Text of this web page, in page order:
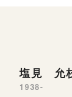
塩見 允
1938-